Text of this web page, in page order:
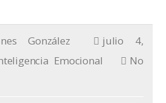
González
julio 4,
Emocional
No